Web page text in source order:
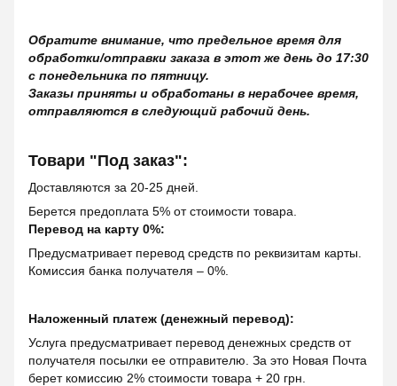
Обратите внимание, что предельное время для
обработки/отправки заказа в этот же день до 17:30
с понедельника по пятницу.
Заказы приняты и обработаны в нерабочее время,
отправляются в следующий рабочий день.
Товари "Под заказ":
Доставляются за 20-25 дней.
Берется предоплата 5% от стоимости товара.
Перевод на карту 0%:
Предусматривает перевод средств по реквизитам карты.
Комиссия банка получателя – 0%.
Наложенный платеж (денежный перевод):
Услуга предусматривает перевод денежных средств от
получателя посылки ее отправителю. За это Новая Почта
берет комиссию 2% стоимости товара + 20 грн.